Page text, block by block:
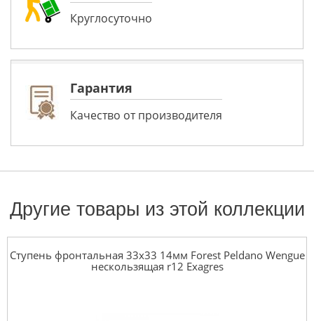
Круглосуточно
Гарантия
Качество от производителя
Другие товары из этой коллекции
Ступень фронтальная 33x33 14мм Forest Peldano Wengue
нескользящая r12 Exagres